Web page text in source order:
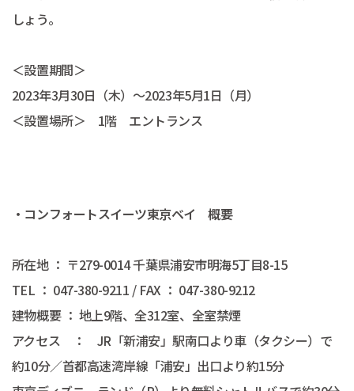
しょう。
＜設置期間＞
2023年3月30日（木）～2023年5月1日（月）
＜設置場所＞ 1階 エントランス
・コンフォートスイーツ東京ベイ 概要
所在地 ： 〒279-0014 千葉県浦安市明海5丁目8-15
TEL ： 047-380-9211 / FAX ： 047-380-9212
建物概要 ： 地上9階、全312室、全室禁煙
アクセス ： JR「新浦安」駅南口より車（タクシー）で
約10分／首都高速湾岸線「浦安」出口より約15分